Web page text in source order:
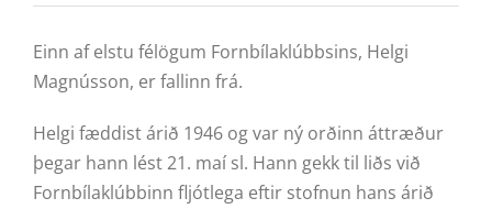
Einn af elstu félögum Fornbílaklúbbsins, Helgi
Magnússon, er fallinn frá.
Helgi fæddist árið 1946 og var ný orðinn áttræður
þegar hann lést 21. maí sl. Hann gekk til liðs við
Fornbílaklúbbinn fljótlega eftir stofnun hans árið